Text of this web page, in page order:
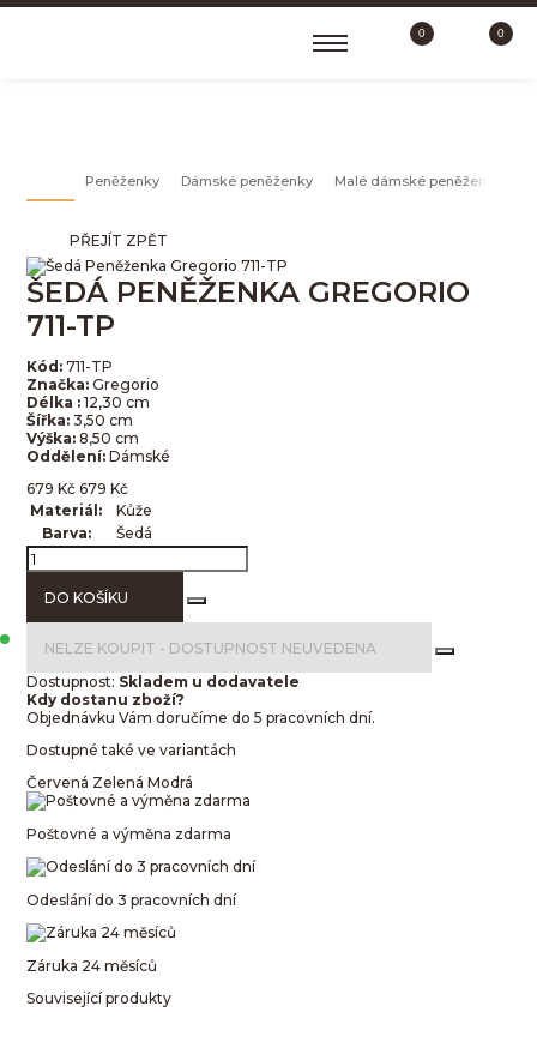
0 0
MALÉ DÁMSKÉ PENĚŽENKY
Peněženky Dámské peněženky Malé dámské peněženky
PŘEJÍT ZPĚT
ŠEDÁ PENĚŽENKA GREGORIO
711-TP
Kód: 711-TP
Značka: Gregorio
Délka :12,30 cm
Šířka:3,50 cm
Výška:8,50 cm
Oddělení:Dámské
679 Kč 679 Kč
Materiál:
Kůže
Barva:
Šedá
DO KOŠÍKU
NELZE KOUPIT - DOSTUPNOST NEUVEDENA
Dostupnost: Skladem u dodavatele
Kdy dostanu zboží?
Objednávku Vám doručíme do 5 pracovních dní.
Dostupné také ve variantách
Červená Zelená Modrá
Poštovné a výměna zdarma
Odeslání do 3 pracovních dní
Záruka 24 měsíců
Související produkty